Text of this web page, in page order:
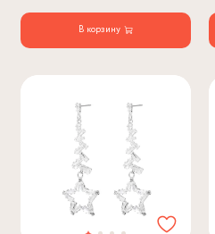
В корзину